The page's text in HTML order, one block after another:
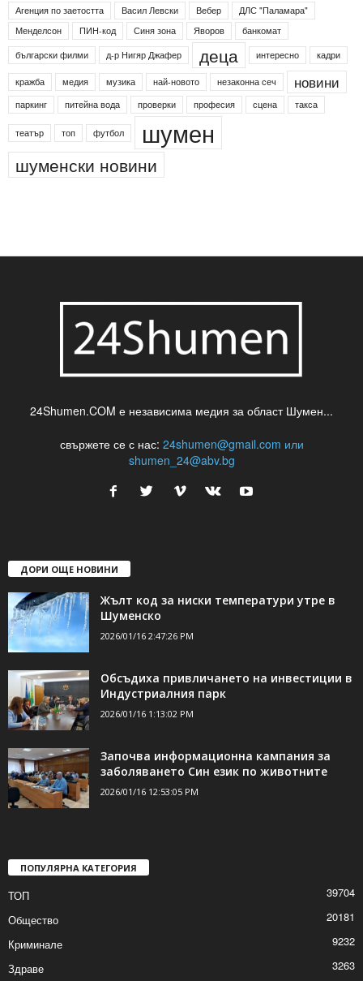
Агенция по заетостта
Васил Левски Вебер
ДЛС "Паламара"
Менделсон
ПИН-код Синя зона Яворов
банкомат
български филми
д-р Нигяр Джафер деца интересно кадри
кражба медия музика най-новото незаконна сеч новини
паркинг питейна вода проверки професия сцена такса
театър топ футбол шумен
шуменски новини
24Shumen.COM е независима медия за област Шумен...
свържете се с нас: 24shumen@gmail.com или
shumen_24@abv.bg
ДОРИ ОЩЕ НОВИНИ
Жълт код за ниски температури утре в
Шуменско
2026/01/16 2:47:26 PM
Обсъдиха привличането на инвестиции в
Индустриалния парк
2026/01/16 1:13:02 PM
Започва информационна кампания за
заболяването Син език по животните
2026/01/16 12:53:05 PM
ПОПУЛЯРНА КАТЕГОРИЯ
ТОП
39704
Общество
20181
Криминале
9232
Здраве
3263